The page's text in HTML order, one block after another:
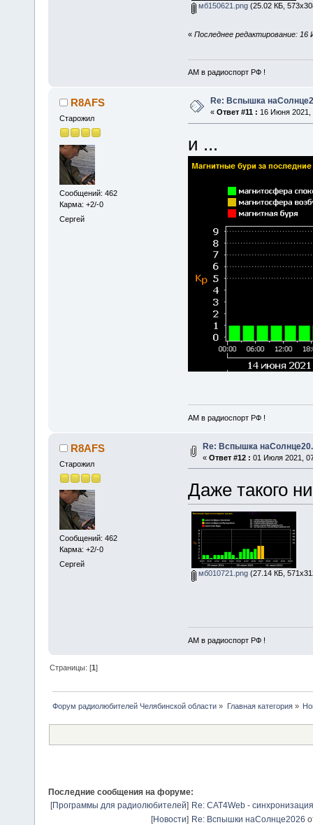
мб150621.png(25.02 КБ,
« Последнее редактирование: 16
АМ в радиоспорт РФ !
R8AFS
Старожил
Сообщений: 462
Карма: +2/-0
Сергей
Re: Вспышка
« Ответ #11 : 16 Июня 2021,
и ...
АМ в радиоспорт РФ !
R8AFS
Старожил
Сообщений: 462
Карма: +2/-0
Сергей
Re: Вспышка
« Ответ #12 : 01 Июля 2021,
Даже такого
мб010721.png(27.14 КБ,
АМ в радиоспорт РФ !
Страницы: [1]
Форум радиолюбителей Челябинской области » Главная категория»
Последние сообщения на форуме:
[Программы для радиолюбителей] Re: CAT4Web -
[Новости] Re: Вспышки наСолнце2026